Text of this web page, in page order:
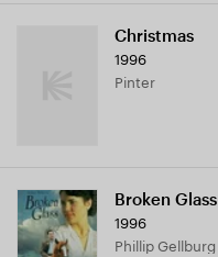
Christmas
1996
Pinter
Broken Glass
1996
Phillip Gellburg